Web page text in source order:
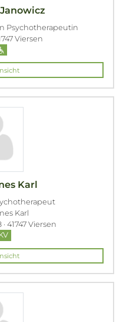
Psychotherapeutin
Viersen
Karl
Karl
41747 Viersen